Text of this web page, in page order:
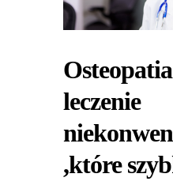
leczenie
,które